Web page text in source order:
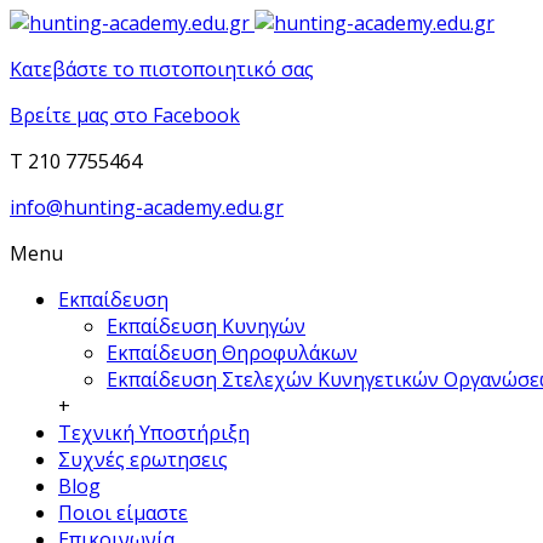
Κατεβάστε το πιστοποιητικό σας
Βρείτε μας στο Facebook
T 210 7755464
info@hunting-academy.edu.gr
Menu
Εκπαίδευση
Εκπαίδευση Κυνηγών
Εκπαίδευση Θηροφυλάκων
Εκπαίδευση Στελεχών Κυνηγετικών
+
Τεχνική Υποστήριξη
Συχνές ερωτησεις
Blog
Ποιοι είμαστε